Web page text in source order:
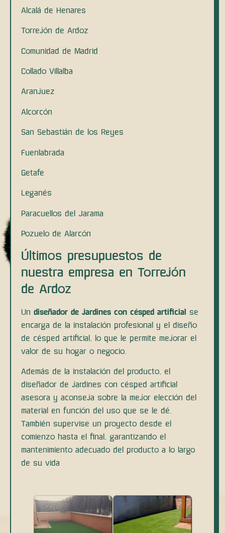
Alcalá de Henares
Torrejón de Ardoz
Comunidad de Madrid
Collado Villalba
Aranjuez
Alcorcón
San Sebastián de los Reyes
Fuenlabrada
Getafe
Leganés
Paracuellos del Jarama
Pozuelo de Alarcón
Últimos presupuestos de
nuestra empresa en Torrejón
de Ardoz
Undiseñador de jardines con césped artificial
se
encarga de la instalación profesional y el diseño
de césped artificial, lo que le permite mejorar el
valor de su hogar o negocio.
Además de la instalación del producto, el
diseñador de jardines con césped artificial
asesora y aconseja sobre la mejor elección del
material en función del uso que se le dé.
También supervise un proyecto desde el
comienzo hasta el final, garantizando el
mantenimiento adecuado del producto a lo largo
de su vida